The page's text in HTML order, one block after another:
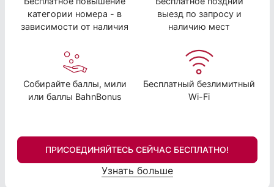
категории номера - в
зависимости от наличия
выезд по запросу и
наличию мест
Собирайте баллы, мили
или баллы BahnBonus
Бесплатный безлимитный
Wi-Fi
ПРИСОЕДИНЯЙТЕСЬ СЕЙЧАС БЕСПЛАТНО!
Узнать больше